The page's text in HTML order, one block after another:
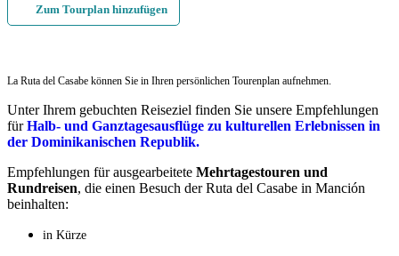
Zum Tourplan hinzufügen
La Ruta del Casabe können Sie in Ihren persönlichen Tourenplan aufnehmen.
Unter Ihrem gebuchten Reiseziel finden Sie unsere Empfehlungen
fürHalb- und Ganztagesausflüge zu kulturellen Erlebnissen in
der Dominikanischen Republik.
Empfehlungen für ausgearbeitete Mehrtagestouren und
Rundreisen, die einen Besuch der Ruta del Casabe in Manción
beinhalten:
in Kürze